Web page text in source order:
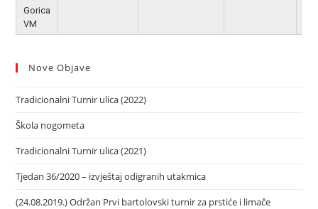
Gorica
VM
Nove Objave
Tradicionalni Turnir ulica (2022)
Škola nogometa
Tradicionalni Turnir ulica (2021)
Tjedan 36/2020 – izvještaj odigranih utakmica
(24.08.2019.) Održan Prvi bartolovski turnir za prstiće i limače